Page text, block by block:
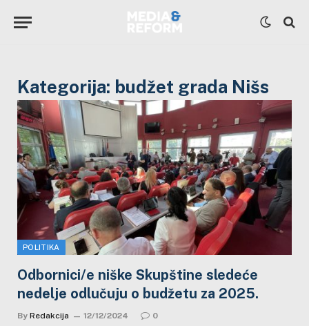
Kategorija: budžet grada Nišs
POLITIKA
Odbornici/e niške Skupštine sledeće
nedelje odlučuju o budžetu za 2025.
By Redakcija 12/12/2024 0